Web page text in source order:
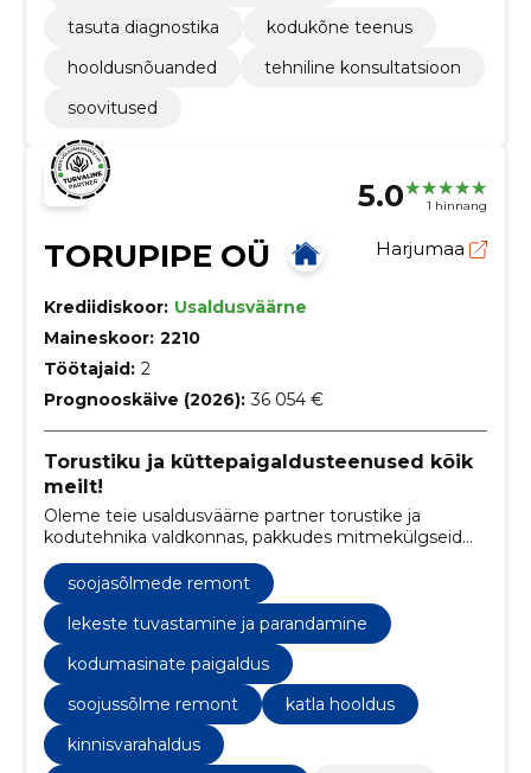
tasuta diagnostika
kodukõne teenus
hooldusnõuanded
tehniline konsultatsioon
soovitused
5.0 1 hinnang
TORUPIPE OÜ Harjumaa
Krediidiskoor: Usaldusväärne
Maineskoor: 2210
Töötajaid: 2
Prognooskäive (2026): 36 054 €
Torustiku ja küttepaigaldusteenused kõik
meilt!
Oleme teie usaldusväärne partner torustike ja
kodutehnika valdkonnas, pakkudes mitmekülgseid
teenuseid alates avariitöödest ja soojaveeboilerite
paigaldusest kuni vesipõrandakütte paigaldamiseni.
soojasõlmede remont
lekeste tuvastamine ja parandamine
kodumasinate paigaldus
soojussõlme remont
katla hooldus
kinnisvarahaldus